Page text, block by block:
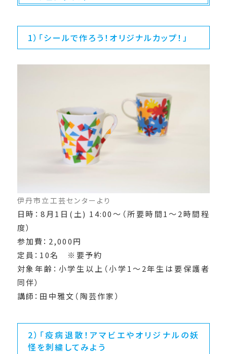
1）「シールで作ろう！オリジナルカップ！」
伊丹市立工芸センターより
日時：8月1日(土) 14:00～（所要時間1～2時間程
度）
参加費：2,000円
定員：10名 ※要予約
対象年齢：小学生以上（小学1～2年生は要保護者
同伴）
講師：田中雅文（陶芸作家）
2）「疫病退散！アマビエやオリジナルの妖
怪を刺繍してみよう